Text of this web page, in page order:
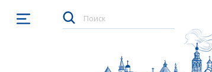
Открыть меню